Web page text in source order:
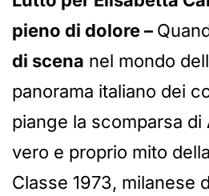
pieno di dolore –
di scena nel mondo
panorama italiano dei
piange la scomparsa di
vero e proprio mito
Classe 1973, milanese